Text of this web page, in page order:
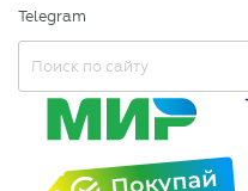
Telegram